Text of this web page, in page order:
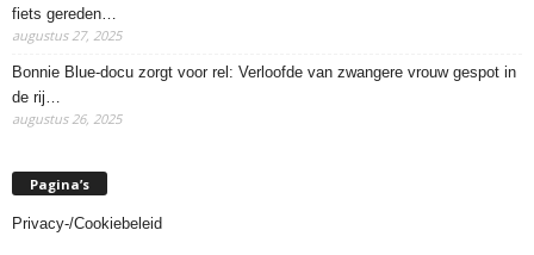
fiets gereden…
augustus 27, 2025
Bonnie Blue-docu zorgt voor rel: Verloofde van zwangere vrouw gespot in
de rij…
augustus 26, 2025
Pagina’s
Privacy-/Cookiebeleid